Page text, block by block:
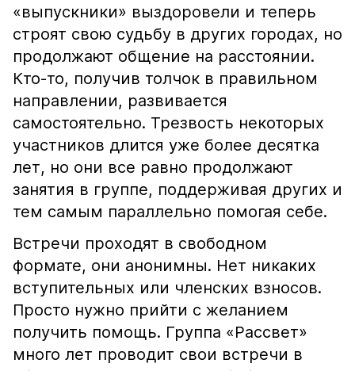
«выпускники» выздоровели и теперь
строят свою судьбу в других городах, но
продолжают общение на расстоянии.
Кто-то, получив толчок в правильном
направлении, развивается
самостоятельно. Трезвость некоторых
участников длится уже более десятка
лет, но они все равно продолжают
занятия в группе, поддерживая других и
тем самым параллельно помогая себе.
Встречи проходят в свободном
формате, они анонимны. Нет никаких
вступительных или членских взносов.
Просто нужно прийти с желанием
получить помощь. Группа «Рассвет»
много лет проводит свои встречи в